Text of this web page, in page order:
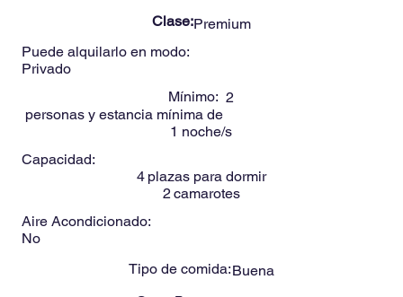
Clase:Premium
Puede alquilarlo en modo:
Privado
Mínimo: 2
personas y estancia mínima de
1 noche/s
Capacidad:
4 plazas para dormir
2camarotes
Aire Acondicionado:
No
Tipo de comida:Buena